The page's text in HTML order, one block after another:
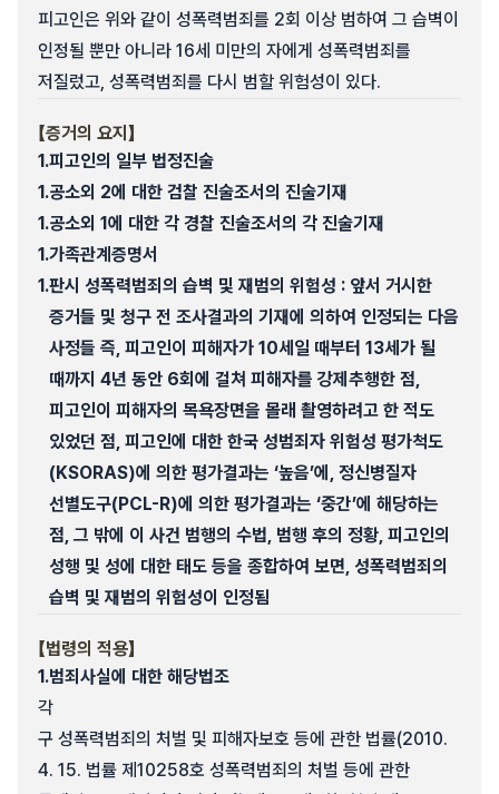
피고인은 위와 같이 성폭력범죄를 2회 이상 범하여 그 습벽이
인정될 뿐만 아니라 16세 미만의 자에게 성폭력범죄를
저질렀고, 성폭력범죄를 다시 범할 위험성이 있다.
【증거의 요지】
1.피고인의 일부 법정진술
1.공소외 2에 대한 검찰 진술조서의 진술기재
1.공소외 1에 대한 각 경찰 진술조서의 각 진술기재
1.가족관계증명서
1.판시 성폭력범죄의 습벽 및 재범의 위험성 : 앞서 거시한
증거들 및 청구 전 조사결과의 기재에 의하여 인정되는 다음
사정들 즉, 피고인이 피해자가 10세일 때부터 13세가 될
때까지 4년 동안 6회에 걸쳐 피해자를 강제추행한 점,
피고인이 피해자의 목욕장면을 몰래 촬영하려고 한 적도
있었던 점, 피고인에 대한 한국 성범죄자 위험성 평가척도
(KSORAS)에 의한 평가결과는 ‘높음’에, 정신병질자
선별도구(PCL-R)에 의한 평가결과는 ‘중간’에 해당하는
점, 그 밖에 이 사건 범행의 수법, 범행 후의 정황, 피고인의
성행 및 성에 대한 태도 등을 종합하여 보면, 성폭력범죄의
습벽 및 재범의 위험성이 인정됨
【법령의 적용】
1.범죄사실에 대한 해당법조
각
구 성폭력범죄의 처벌 및 피해자보호 등에 관한 법률(2010.
4. 15. 법률 제10258호 성폭력범죄의 처벌 등에 관한